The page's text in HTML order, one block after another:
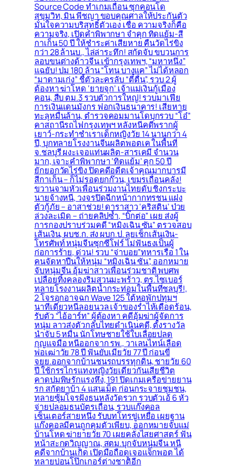
Source Code ทำเกมเถื่อน ซุกคอนโด
สุขุมวิท, มิน พีชญา ขอบคุณศาลให้ประกันตัว
มั่นใจความบริสุทธิ์ตัวเอง เชื่อ ความจริงก็คือ
ความจริง, เปิดคำพิพากษา จำคุก ทิดแย้ม-สี
กาเก็น 50 ปี ให้ชำระค่าเสียหาย คืนวัดไร่ขิง
กว่า 28 ล้านบ., ไล่ล่าระทึก! สกัดจับ ขบวนการ
ลอบขนต่างด้าวจีน เข้ากรุงเทพฯ, “มหาหนึ่ง”
แฉยับ! ปม 180 ล้าน “โทน บางแค” ไม่ได้หลอก
“มาดามเก่ง” ชี้ตัวละครลับ “ตี๋ตื่น”, รวบ 2 ผู้
ต้องหา ฆ่าโหด ‘ยายจุก’ เจ้าแม่เงินกู้เมือง
คอน, สืบ ตม.3 รวบตัวการใหญ่! รวบมาเฟีย
การเงินแดนมังกร ฟอกเงินธนาคาร! เสียหาย
ทะลุหมื่นล้าน, ตำรวจคอมมานโดบุกรวบ “โอ๋”
คาสถานีรถไฟกรุงเทพฯ หลังหนีคดีพรากผู้
เยาว์-กระทำชำเราเด็กหญิงวัย 14 นานกว่า 4
ปี, บุกทลายโรงงานจีนผลิตพอตเค ในพื้นที่
จ.ชลบุรี ผงะเจอแท่นผลิต-สารเคมี จำนวน
มาก, เจาะคำพิพากษา ‘ทิดแย้ม’ คุก 50 ปี
ยักยอกวัดไร่ขิง ปิดคดีอดีตเจ้าคุณมากบารมี
สีกาเก็น – ก็ไม่รอดยกก๊วน, เขมรเถื่อนคลั่ง!
ขวานจามหัวเพื่อนร่วมงานไทยดับ ชิงกระบะ
นายจ้างหนี, วงจรปิดฉีกหน้ากากทรชน แฝง
ตัวกู้ภัย – อาสาช่วย! ดาราสาว ‘คริสติน’ ป่วย
ล่วงละเมิด – ถ่ายคลิปซ้ำ, “บิ๊กต่อ” เผย ส่งผู้
การกองปราบร่วมคดี “หมิงเฉิน ซัน” ตรวจสอบ
เส้นเงิน, ผบช.ก. ส่ง ผบก.ป. ลุยเช็กเส้นเงิน-
โทรศัพท์ หนุ่มจีนซุกซีโฟร์ ไม่ฟันธงเป็นผู้
ก่อการร้าย, ด่วน! รวบ “จ่าบอย”ทหารเรือ 1 ใน
คนจัดหาปืนให้หนุ่ม “หมิงเฉิน ซัน”, ออกหมาย
จับหนุ่มจีน อุ้มฆ่าสาวเพื่อนร่วมชาติ พบศพ
เปลือยทิ้งคลองริมสวนมะพร้าว, ตร.ไซเบอร์
ทลายโรงงานผลิตน้ำกระท่อมในพื้นที่ชลบุรี!,
2 โจรอุกอาจฉก Wave 125 ใต้หอพักปทุมฯ
นาทีเดียวหนีลอยนวล เจ้าของร่ำไห้เดือดร้อน,
รับตัว “ไอ้อาร์ท” ผู้ต้องหา คดีอุ้มฆ่าผู้จัดการ
หนุ่ม ลาวส่งตัวกลับไทยดำเนินคดี, ตั้งรางวัล
นำจับ 5 หมื่น นักโทษชายใช้ใบเลื่อยปลด
กุญแจมือ หนีออกจาก รพ., วาเลนไทน์เลือด
พ่อเฒ่าวัย 78 ปี ฟันยับเมียวัย 77 ปี ก่อนขี่
จยย.ออกจากบ้านชนรถบรรทุกดิน, ชายวัย 60
ปี ใช้กรรไกรแทงหญิงวัยเดียวกันเสียชีวิต
คาดปมพิษรักแรงหึง, 191 ปิดเกมเครือข่ายยาน
รก สกัดยาบ้า 4 แสนเม็ด ก่อนกระจายชุมชน,
ทลายซุ้มโจรฝั่งธนหลังวัดรวก รวบตัวเอ้ 6 หัว
จ่ายปลอมธนบัตรเถื่อน, รวบแก๊งคอล
เซ็นเตอร์สายหนึ่ง รับบทโทรขู่เหยื่อ เผยฐาน
แก๊งคอลมีคนถูกคุมตัวเพียบ, ออกหมายจับแม่
บ้านโหด ฆ่ายายวัย 70 เผยคลั่งไสยศาสตร์ ฟัน
หน้าสะกดวิญญาณ, สตม.บุกจับหนุ่มจีน หนี
คดีจากบ้านเกิด เปิดมือถือดูเจอแจ็กพอต ได้
ทลายบ่อนโป๊กเกอร์ต่างชาติอีก